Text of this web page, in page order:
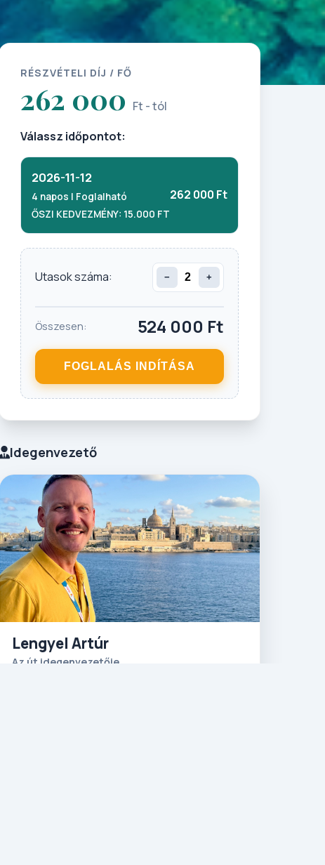
RÉSZVÉTELI DÍJ / FŐ
262 000 Ft - tól
Válassz időpontot:
2026-11-12
4 napos | Foglalható
ŐSZI KEDVEZMÉNY: 15.000 FT
262 000 Ft
Utasok száma: − +
Összesen: 524 000 Ft
FOGLALÁS INDÍTÁSA
Idegenvezető
Lengyel Artúr
Az út idegenvezetője